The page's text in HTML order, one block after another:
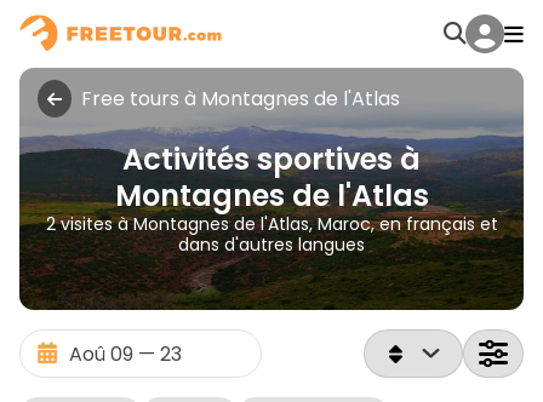
Free tours à Montagnes de l'Atlas
Activités sportives à
Montagnes de l'Atlas
2 visites à Montagnes de l'Atlas, Maroc, en français et
dans d'autres langues